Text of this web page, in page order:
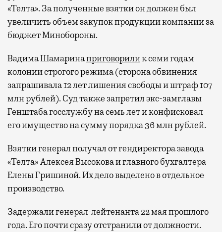
«Телта». За полученные взятки он должен был
увеличить объем закупок продукции компании за
бюджет Минобороны.
Вадима Шамаринаприговорилик семи годам
колонии строгого режима (сторона обвинения
запрашивала 12 лет лишения свободы и штраф 107
млн рублей). Суд также запретил экс-замглавы
Генштаба госслужбу на семь лет и конфисковал
его имущество на сумму порядка 36 млн рублей.
Взятки генерал получал от гендиректора завода
«Телта» Алексея Высокова и главного бухгалтера
Елены Гришиной. Их дело выделено в отдельное
производство.
Задержали генерал-лейтенанта 22 мая прошлого
года. Его почти сразу отстранили от должности.